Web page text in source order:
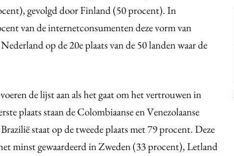
gevolgd door Finland (50 procent). In
van de internetconsumenten deze vorm van
op de 20e plaats van de 50 landen waar de
de lijst aan als het gaat om het vertrouwen in
plaats staan de Colombiaanse en Venezolaanse
staat op de tweede plaats met 79 procent. Deze
minst gewaardeerd in Zweden (33 procent), Letland